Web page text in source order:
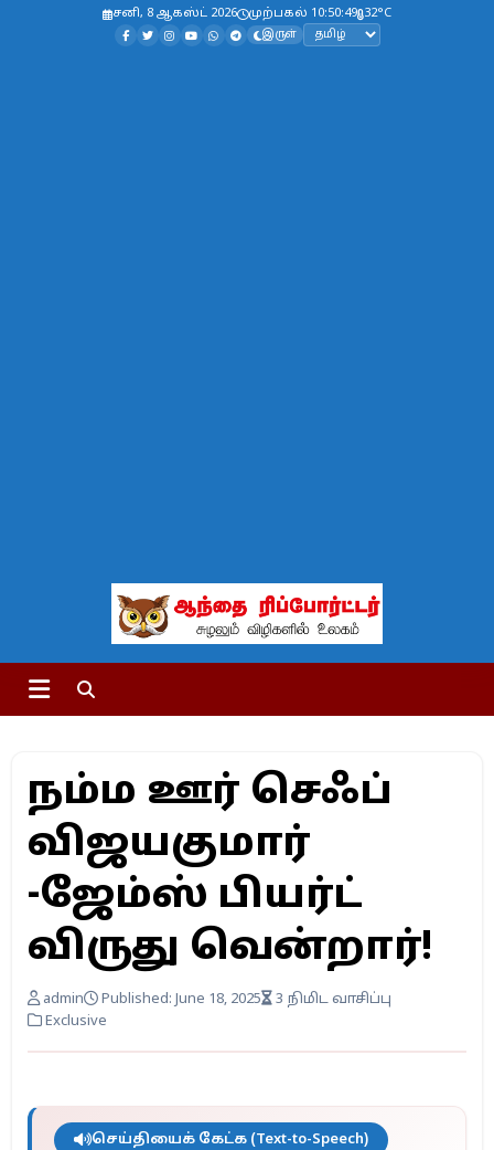
சனி, 8 ஆகஸ்ட் 2026 முற்பகல் 10:50:50 32°C
இருள்
நம்ம ஊர் செஃப்
விஜயகுமார்
-ஜேம்ஸ் பியர்ட்
விருது வென்றார்!
admin Published: June 18, 2025
3 நிமிட வாசிப்பு
Exclusive
செய்தியைக் கேட்க (Text-to-Speech)